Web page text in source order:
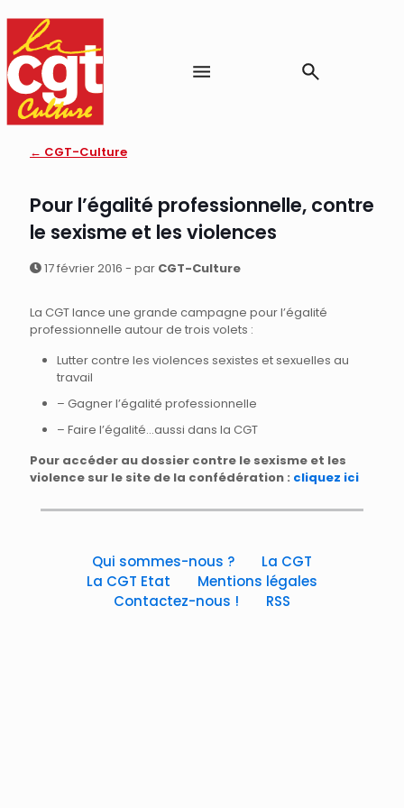
← CGT-Culture
Pour l’égalité professionnelle, contre
le sexisme et les violences
17 février 2016 - par CGT-Culture
La CGT lance une grande campagne pour l’égalité
professionnelle autour de trois volets :
Lutter contre les violences sexistes et sexuelles au
travail
– Gagner l’égalité professionnelle
– Faire l’égalité…aussi dans la CGT
Pour accéder au dossier contre le sexisme et les
violence sur le site de la confédération : cliquez ici
Qui sommes-nous ?
La CGT
La CGT Etat
Mentions légales
Contactez-nous !
RSS